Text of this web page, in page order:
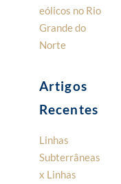
eólicos no Rio
Grande do
Norte
Artigos
Recentes
Linhas
Subterrâneas
x Linhas